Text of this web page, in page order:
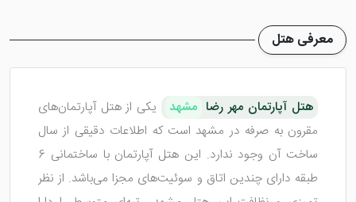
معرفی هتل
هتل آپارتمان مهر رضا مشهد
یکی از هتل آپارتمان‌های
مقرون به صرفه در مشهد است که اطلاعات دقیقی از سال
ساخت آن وجود ندارد. این هتل آپارتمان با ساختمانی 6
طبقه دارای چندین اتاق و سوئیت‌های مجزا می‌باشد. از نظر